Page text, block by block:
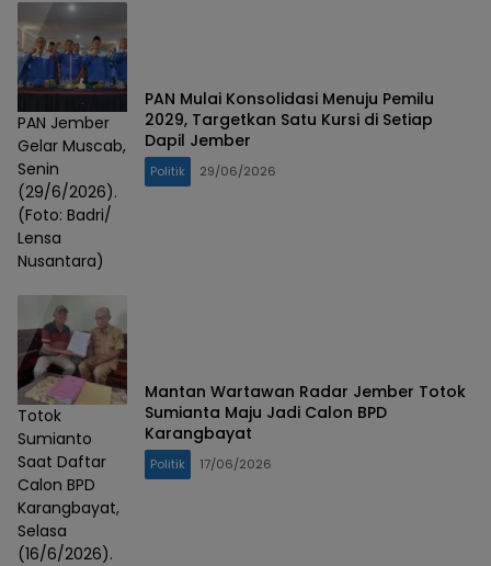
PAN Jember
Gelar Muscab,
Senin
(29/6/2026).
(Foto: Badri/
Lensa
Nusantara)
PAN Mulai Konsolidasi Menuju Pemilu
2029, Targetkan Satu Kursi di Setiap
Dapil Jember
Politik 29/06/2026
Totok
Sumianto
Saat Daftar
Calon BPD
Karangbayat,
Selasa
(16/6/2026).
Mantan Wartawan Radar Jember Totok
Sumianta Maju Jadi Calon BPD
Karangbayat
Politik 17/06/2026